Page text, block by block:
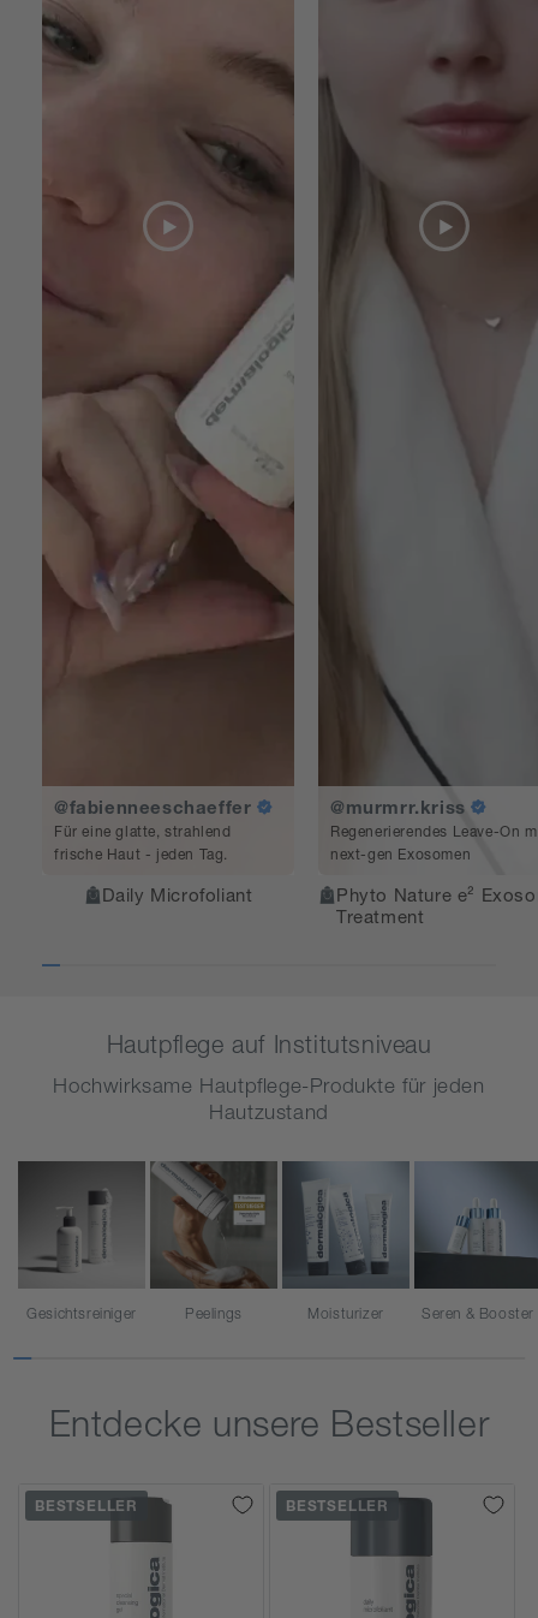
@fabienneeschaeffer
Für eine glatte, strahlend
frische Haut - jeden Tag.
Daily Microfoliant
@murmrr.kriss
Regenerierendes Leave-On
next-gen Exosomen
Phyto Nature e²
Treatment
Hautpflege auf Institutsniveau
Hochwirksame Hautpflege-Produkte für jeden
Hautzustand
Gesichtsreiniger Peelings Moisturizer Seren & Booster
Entdecke unsere Bestseller
BESTSELLER BESTSELLER